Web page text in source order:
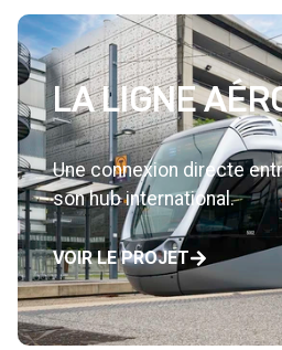
LA LIGNE
Une connexion directe
son hub international.
VOIR LE PROJET